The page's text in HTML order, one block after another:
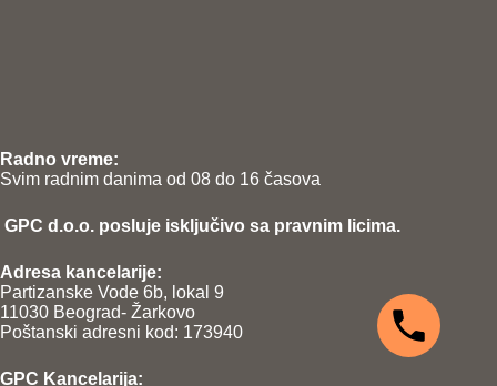
Radno vreme:
Svim radnim danima od 08 do 16 časova
GPC d.o.o. posluje isključivo sa pravnim licima.
Adresa kancelarije:
Partizanske Vode 6b, lokal 9
11030 Beograd- Žarkovo
Poštanski adresni kod: 173940
GPC Kancelarija: